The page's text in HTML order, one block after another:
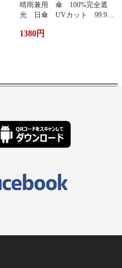
晴雨兼用 傘 100%完全遮
光 日傘 UVカット 99.9%
み傘 遮光 遮熱 撥水 耐
1380円